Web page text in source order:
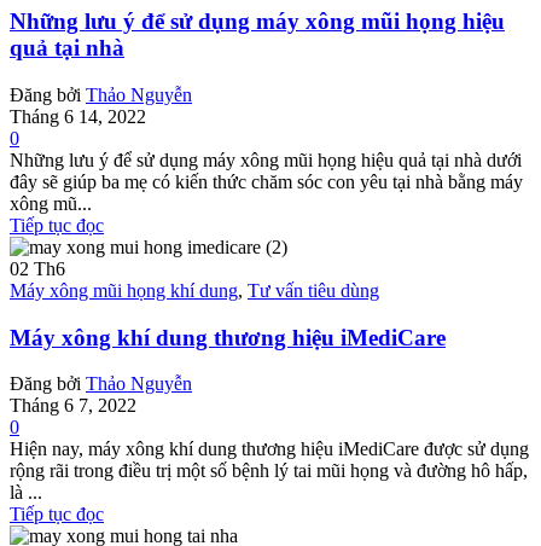
Những lưu ý để sử dụng máy xông mũi họng hiệu
quả tại nhà
Đăng bởi Thảo Nguyễn
Tháng 6 14, 2022
0
Những lưu ý để sử dụng máy xông mũi họng hiệu quả tại nhà dưới
đây sẽ giúp ba mẹ có kiến thức chăm sóc con yêu tại nhà bằng máy
xông mũ...
Tiếp tục đọc
02 Th6
Máy xông mũi họng khí dung, Tư vấn tiêu dùng
Máy xông khí dung thương hiệu iMediCare
Đăng bởi Thảo Nguyễn
Tháng 6 7, 2022
0
Hiện nay, máy xông khí dung thương hiệu iMediCare được sử dụng
rộng rãi trong điều trị một số bệnh lý tai mũi họng và đường hô hấp,
là ...
Tiếp tục đọc